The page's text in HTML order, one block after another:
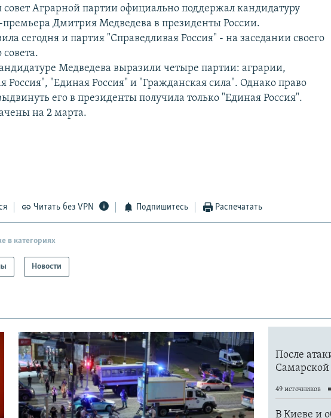
Аграрной партии официально поддержал кандидатуру
премьера Дмитрия Медведева в президенты России.
сегодня и партия "Справедливая Россия" - на заседании своего
Медведева выразили четыре партии: аграрии,
Россия", "Единая Россия" и "Гражданская сила". Однако право
его в президенты получила только "Единая Россия".
на 2 марта.
Читать без VPN Подпишитесь Распечатать
в категориях
Новости